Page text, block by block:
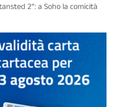
2”: a Soho la comicità